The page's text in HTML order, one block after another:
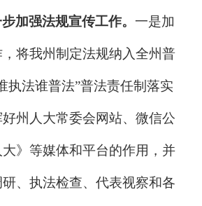
步加强法规宣传工作。一是加
将我州制定法规纳入全州普
执法谁普法”普法责任制落实
州人大常委会网站、微信公
》等媒体和平台的作用，并
、执法检查、代表视察和各